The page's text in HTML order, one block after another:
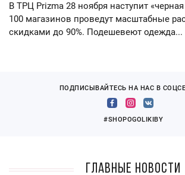
В ТРЦ Prizma 28 ноября наступит
100 магазинов проведут масштабные
скидками до 90%. Подешевеют одежда...
ПОДПИСЫВАЙТЕСЬ НА НАС В
#SHOPOGOLIKIBY
Главные новости